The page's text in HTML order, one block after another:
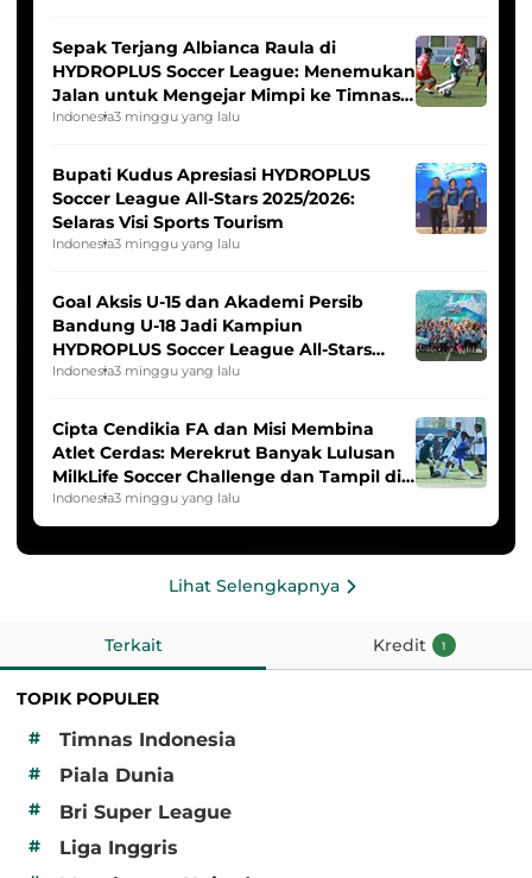
Sepak Terjang Albianca Raula di
HYDROPLUS Soccer League: Menemukan
Jalan untuk Mengejar Mimpi ke Timnas
Indonesia Putri
Indonesia3 minggu yang lalu
Bupati Kudus Apresiasi HYDROPLUS
Soccer League All-Stars 2025/2026:
Selaras Visi Sports Tourism
Indonesia3 minggu yang lalu
Goal Aksis U-15 dan Akademi Persib
Bandung U-18 Jadi Kampiun
HYDROPLUS Soccer League All-Stars
2025/2026
Indonesia3 minggu yang lalu
Cipta Cendikia FA dan Misi Membina
Atlet Cerdas: Merekrut Banyak Lulusan
MilkLife Soccer Challenge dan Tampil di
HYDROPLUS Soccer League
Indonesia3 minggu yang lalu
Lihat Selengkapnya
Terkait Kredit 1
TOPIK POPULER
#
Timnas Indonesia
# Piala Dunia
# Bri Super League
# Liga Inggris